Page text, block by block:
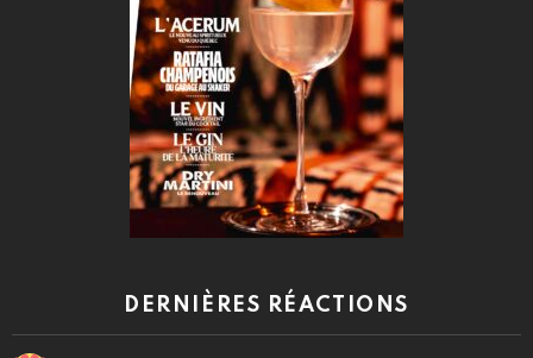
DERNIÈRES RÉACTIONS